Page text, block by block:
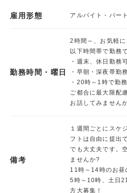
雇用形態 アルバイト・パート
勤務時間・曜日
2時間～、お気軽に
以下時間帯で勤務
・週末、休日勤務
・早朝・深夜帯勤
・20時～1時で勤
ご都合に最大限配
お話してみません
備考
１週間ごとにスケ
フトは自由に提出
でも大丈夫です。
ませんか?
11時～14時のお
5時～10時、土日
方大募集！